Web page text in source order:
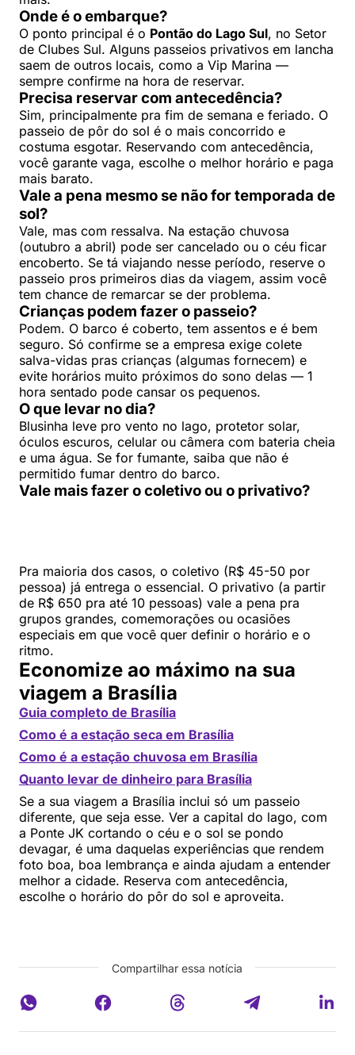
Onde é o embarque?
O ponto principal é o Pontão do Lago Sul, no Setor
de Clubes Sul. Alguns passeios privativos em lancha
saem de outros locais, como a Vip Marina —
sempre confirme na hora de reservar.
Precisa reservar com antecedência?
Sim, principalmente pra fim de semana e feriado. O
passeio de pôr do sol é o mais concorrido e
costuma esgotar. Reservando com antecedência,
você garante vaga, escolhe o melhor horário e paga
mais barato.
Vale a pena mesmo se não for temporada de
sol?
Vale, mas com ressalva. Na estação chuvosa
(outubro a abril) pode ser cancelado ou o céu ficar
encoberto. Se tá viajando nesse período, reserve o
passeio pros primeiros dias da viagem, assim você
tem chance de remarcar se der problema.
Crianças podem fazer o passeio?
Podem. O barco é coberto, tem assentos e é bem
seguro. Só confirme se a empresa exige colete
salva-vidas pras crianças (algumas fornecem) e
evite horários muito próximos do sono delas — 1
hora sentado pode cansar os pequenos.
O que levar no dia?
Blusinha leve pro vento no lago, protetor solar,
óculos escuros, celular ou câmera com bateria cheia
e uma água. Se for fumante, saiba que não é
permitido fumar dentro do barco.
Vale mais fazer o coletivo ou o privativo?
Pra maioria dos casos, o coletivo (R$ 45-50 por
pessoa) já entrega o essencial. O privativo (a partir
de R$ 650 pra até 10 pessoas) vale a pena pra
grupos grandes, comemorações ou ocasiões
especiais em que você quer definir o horário e o
ritmo.
Economize ao máximo na sua
viagem a Brasília
Guia completo de Brasília
Como é a estação seca em Brasília
Como é a estação chuvosa em Brasília
Quanto levar de dinheiro para Brasília
Se a sua viagem a Brasília inclui só um passeio
diferente, que seja esse. Ver a capital do lago, com
a Ponte JK cortando o céu e o sol se pondo
devagar, é uma daquelas experiências que rendem
foto boa, boa lembrança e ainda ajudam a entender
melhor a cidade. Reserva com antecedência,
escolhe o horário do pôr do sol e aproveita.
Compartilhar essa notícia